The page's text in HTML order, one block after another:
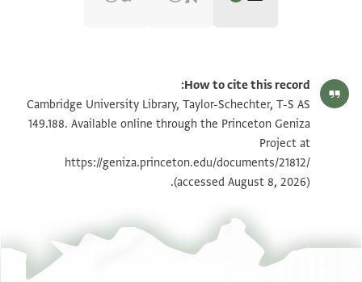
T-S AS 149.188 1v הגדל וסובב
תנאי היתר שימוש בתצלום
How to cite this record:
Cambridge University Library, Taylor-Schechter, T-S AS
149.188. Available online through the Princeton Geniza
Project at
https://geniza.princeton.edu/documents/21812/
(accessed August 8, 2026).